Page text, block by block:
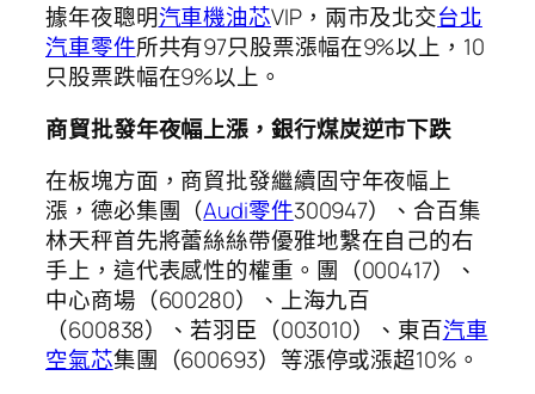
據年夜聰明汽車機油芯VIP，兩市及北交台北
汽車零件所共有97只股票漲幅在9%以上，10
只股票跌幅在9%以上。
商貿批發年夜幅上漲，銀行煤炭逆市下跌
在板塊方面，商貿批發繼續固守年夜幅上
漲，德必集團（Audi零件300947）、合百集
林天秤首先將蕾絲絲帶優雅地繫在自己的右
手上，這代表感性的權重。團（000417）、
中心商場（600280）、上海九百
（600838）、若羽臣（003010）、東百汽車
空氣芯集團（600693）等漲停或漲超10%。